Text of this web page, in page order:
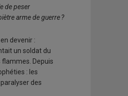
de peser
arme de guerre ?
devenir :
un soldat du
Depuis
: les
des